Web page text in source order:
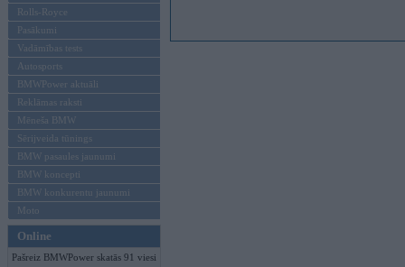
Rolls-Royce
Pasākumi
Vadāmības tests
Autosports
BMWPower aktuāli
Reklāmas raksti
Mēneša BMW
Sērijveida tūnings
BMW pasaules jaunumi
BMW koncepti
BMW konkurentu jaunumi
Moto
Online
Pašreiz BMWPower skatās 91 viesi